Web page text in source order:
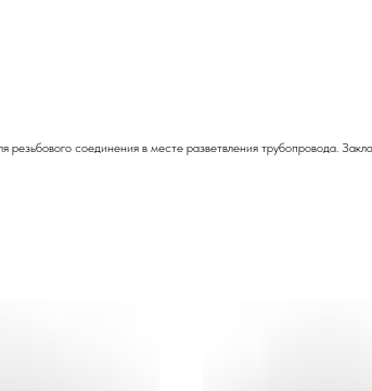
соединения в месте разветвления трубопровода.